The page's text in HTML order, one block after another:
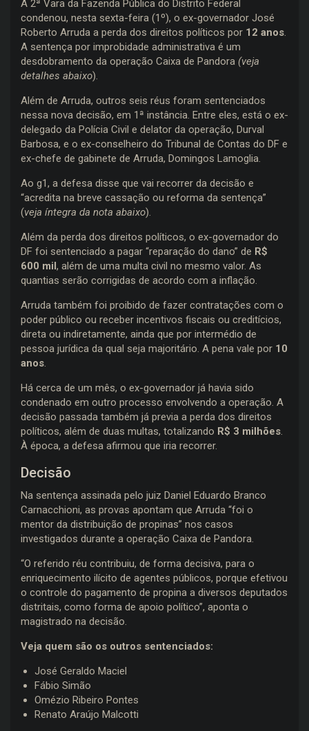
A 2ª Vara da Fazenda Pública do Distrito Federal
condenou, nesta sexta-feira (1º), o ex-governador José
Roberto Arruda a perda dos direitos políticos por 12 anos.
A sentença por improbidade administrativa é um
desdobramento da operação Caixa de Pandora (veja
detalhes abaixo).
Além de Arruda, outros seis réus foram sentenciados
nessa nova decisão, em 1ª instância. Entre eles, está o ex-
delegado da Polícia Civil e delator da operação, Durval
Barbosa, e o ex-conselheiro do Tribunal de Contas do DF e
ex-chefe de gabinete de Arruda, Domingos Lamoglia.
Ao g1, a defesa disse que vai recorrer da decisão e
“acredita na breve cassação ou reforma da sentença”
(veja íntegra da nota abaixo).
Além da perda dos direitos políticos, o ex-governador do
DF foi sentenciado a pagar “reparação do dano” de R$
600 mil, além de uma multa civil no mesmo valor. As
quantias serão corrigidas de acordo com a inflação.
Arruda também foi proibido de fazer contratações com o
poder público ou receber incentivos fiscais ou creditícios,
direta ou indiretamente, ainda que por intermédio de
pessoa jurídica da qual seja majoritário. A pena vale por 10
anos.
Há cerca de um mês, o ex-governador já havia sido
condenado em outro processo envolvendo a operação. A
decisão passada também já previa a perda dos direitos
políticos, além de duas multas, totalizando R$ 3 milhões.
À época, a defesa afirmou que iria recorrer.
Decisão
Na sentença assinada pelo juiz Daniel Eduardo Branco
Carnacchioni, as provas apontam que Arruda “foi o
mentor da distribuição de propinas” nos casos
investigados durante a operação Caixa de Pandora.
“O referido réu contribuiu, de forma decisiva, para o
enriquecimento ilícito de agentes públicos, porque efetivou
o controle do pagamento de propina a diversos deputados
distritais, como forma de apoio político”, aponta o
magistrado na decisão.
Veja quem são os outros sentenciados:
José Geraldo Maciel
Fábio Simão
Omézio Ribeiro Pontes
Renato Araújo Malcotti